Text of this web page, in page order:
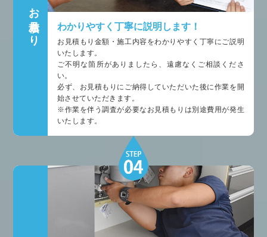
お見積もり わかりやすく丁寧に説明します！
お見積もり金額・施工内容をわかりやすく丁寧にご説明
いたします。
ご不明な箇所がありましたら、遠慮なくご相談くださ
い。
必ず、お見積もりにご納得していただいた後に作業を開
始させていただきます。
※作業を伴う調査が必要なお見積もりは別途費用が発生
いたします。